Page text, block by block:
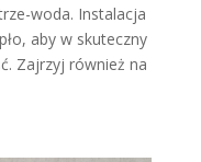
woda. Instalacja
aby w skuteczny
Zajrzyj również na